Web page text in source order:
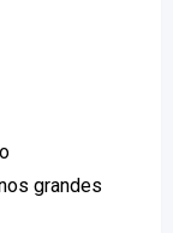
grandes